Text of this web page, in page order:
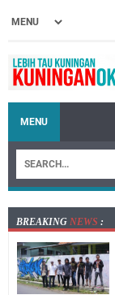
MENU
BREAKING NEWS :